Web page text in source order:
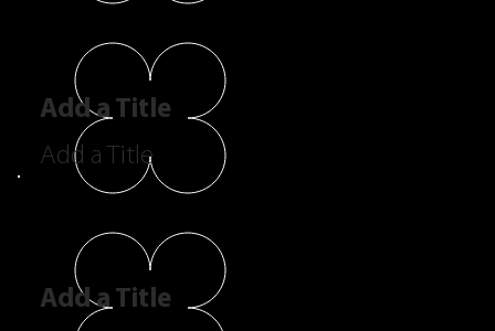
Add a Title
Add a Title
Add a Title